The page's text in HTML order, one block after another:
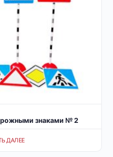
знаками № 2
ДАЛЕЕ